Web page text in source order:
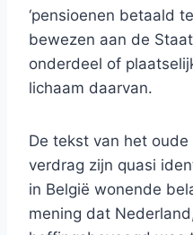
‘pensioenen betaald
bewezen aan de
onderdeel of
lichaam daarvan.
De tekst van het
verdrag zijn quasi
in België wonende
mening dat